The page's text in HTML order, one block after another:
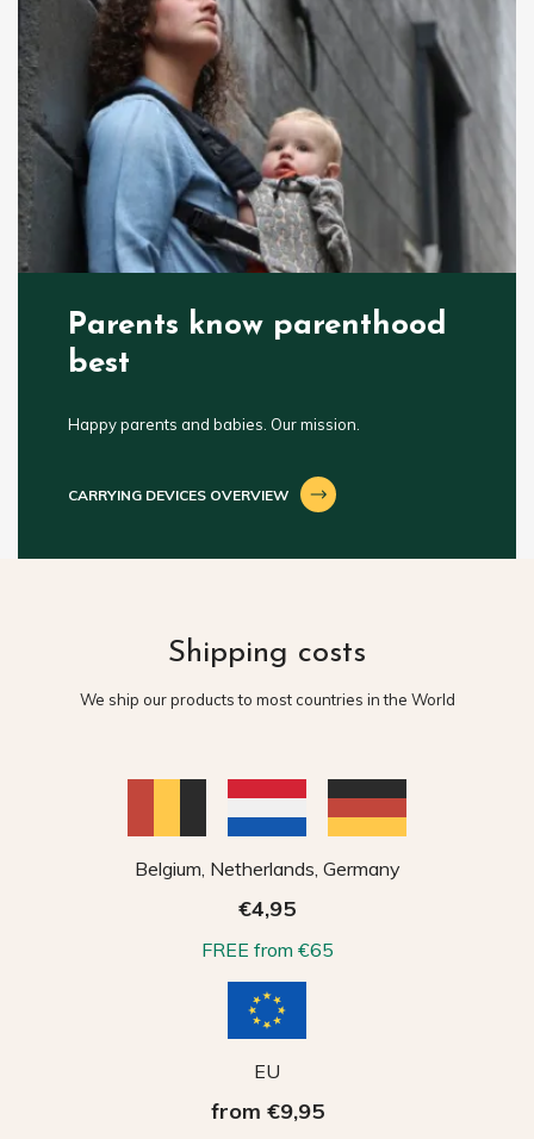
Parents know parenthood
best
Happy parents and babies. Our mission.
CARRYING DEVICES OVERVIEW
Shipping costs
We ship our products to most countries in the World
Belgium, Netherlands, Germany
€4,95
FREE from €65
EU
from €9,95